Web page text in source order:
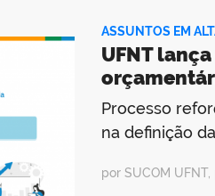
ASSUNTOS EM
UFNT
Processo
na definição
por SUCOM